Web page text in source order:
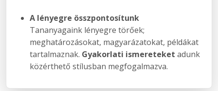
A lényegre összpontosítunk
Tananyagaink lényegre törőek;
meghatározásokat, magyarázatokat, példákat
tartalmaznak. Gyakorlati ismereteket adunk
közérthető stílusban megfogalmazva.